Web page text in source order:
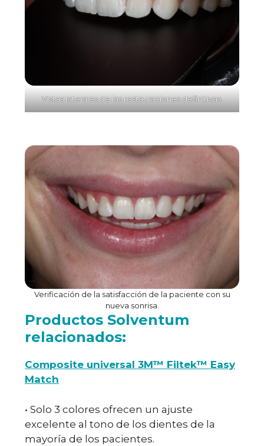
Vistas laterales de las restauraciones definitivas.
Verificación de la satisfacción de la paciente con su
nueva sonrisa.
Productos Solventum
relacionados:
Composite universal 3M™ Filtek™ Easy
Match
• Solo 3 colores ofrecen un ajuste
excelente al tono de los dientes de la
mayoría de los pacientes.